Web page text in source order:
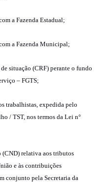
a Fazenda Estadual;
a Fazenda Municipal;
situação (CRF) perante o fundo
– FGTS;
trabalhistas, expedida pelo
/ TST, nos termos da Lei n°
(CND) relativa aos tributos
e às contribuições
conjunto pela Secretaria da